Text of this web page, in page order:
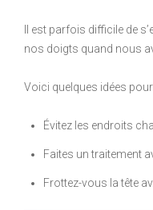
Il est parfois difficile de
nos doigts quand nous
Voici quelques idées
Évitez les endroits
Faites un traitement
Frottez-vous la tête